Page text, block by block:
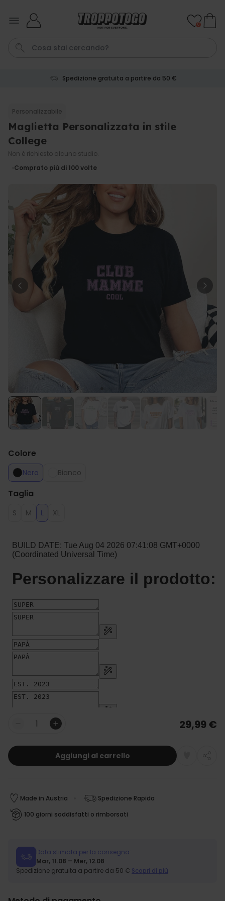
Personalizzabile
Faccia
19,99 €
Personalizzabile
Copertina Personalizzata con
Faccia
39,99 €
Calzini Personalizzati con
Faccia e Supereroi
Comprato
più di 21.600
volte
19,99 €
Personalizzabile
Stile Fumetto
Comprato
più di 1.200
Personalizzabile
Poster Personalizzato con
Foto e Definizione
più di 3.200
29,99 €
0
Spedizione gratuita a partire da 50 €
Personalizzabile
Maglietta Personalizzata in stile
College
Non è richiesto alcuno studio.
Comprato più di 100volte
Colore
Nero Bianco
Taglia
S M L XL
Quantità 29,99 €
Aggiungi al carrello
Made in Austria
Spedizione Rapida
100 giorni soddisfatti o rimborsati
Data stimata per la consegna:
Mar, 11.08 – Mer, 12.08
Spedizione gratuita a partire da 50 € Scopri di più